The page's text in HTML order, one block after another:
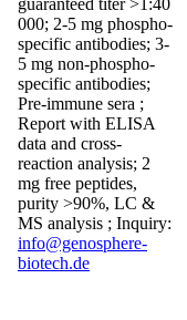
guaranteed titer >1:40
000; 2-5 mg phospho-
specific antibodies; 3-
5 mg non-phospho-
specific antibodies;
Pre-immune sera ;
Report with ELISA
data and cross-
reaction analysis; 2
mg free peptides,
purity >90%, LC &
MS analysis ; Inquiry:
info@genosphere-
biotech.de